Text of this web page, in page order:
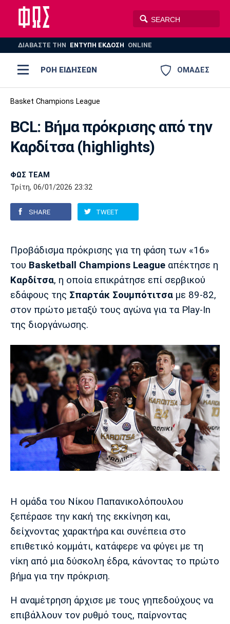
ΔΙΑΒΑΣΤΕ THN ΕΝΤΥΠΗ ΕΚΔΟΣΗ ONLINE
ΟΜΑΔΕΣ
ΡΟΗ ΕΙΔΗΣΕΩΝ
ΠΟΔΟΣΦΑΙΡΟ
ΒΟΛΕΪ ΠΟΛΟ ΣΠΟΡ
AUTO-MOTO
Ποδόσφαιρο
Super League 1
Super League 2
Γ Εθνική
Ελλάδα
Europa League
Conference League
Διεθνή
Euro
Εθνικές Ομάδες
Κύπελλο
Διαιτησία
Ποδόσφαιρο Γυναικών
Μπάσκετ
Ελλάδα
Εθνική
EuroLeague
Α Γυναικών
Champions League
Κύπελλο
EuroCup
Basket League
Α2 Μπάσκετ
FIBA World Cup 2023
Ολυμπιακοί Αγώνες
Βόλεϊ
Πόλο
Σπορ
Στίβος
Γυμναστική
Κολύμβηση
Χάντμπολ
Auto-Moto
Αυτοκίνητο
Formula 1
Μοτοσυκλέτα
Tech
Gaming
Gadgets
Smartphones
Plus
Θέατρο
Σινεμά
Ευ ζην
Βιβλίο
Μουσική
Blogs
Η Εφημερίδα
Πρωτοσέλιδα
Έντυπη έκδοση
Στήλες
Cine Spot
Running
Media
Ολυμπιακός ΑΕΚ
Παναθηναϊκός Ατρόμητος
Αστέρας
ΠΑΣ Γιάννινα Λεβαδειακός
Παναιτωλικός
Απόλλων
Σμύρνης
Άρης ΟΦΗ
Παναχαϊκή Ηρακλής Βόλος
Ιωνικός Κηφισιά Πανσερραϊκός
Μπαρτσελόνα
Μαδρίτης
Basket Champions League
BCL: Βήμα πρόκρισης από την
Καρδίτσα (highlights)
ΦΩΣ TEAM
Τρίτη, 06/01/2026 23:32
SHARE TWEET
Προβάδισμα πρόκρισης για τη φάση των «16»
του Basketball Champions League απέκτησε η
Καρδίτσα, η οποία επικράτησε επί σερβικού
εδάφους της Σπαρτάκ Σουμπότιτσα με 89-82,
στον πρώτο μεταξύ τους αγώνα για τα Play-In
της διοργάνωσης.
Η ομάδα του Νίκου Παπανικολόπουλου
ξεπέρασε την κακή της εκκίνηση και,
δείχνοντας χαρακτήρα και συνέπεια στο
επιθετικό κομμάτι, κατάφερε να φύγει με τη
νίκη από μια δύσκολη έδρα, κάνοντας το πρώτο
βήμα για την πρόκριση.
Η αναμέτρηση άρχισε με τους γηπεδούχους να
επιβάλλουν τον ρυθμό τους, παίρνοντας